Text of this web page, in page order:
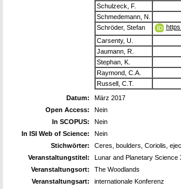
Schulzeck, F.
Schmedemann, N.
Schröder, Stefan
Carsenty, U.
Jaumann, R.
Stephan, K.
Raymond, C.A.
Russell, C.T.
Datum:
März 2017
Open Access:
Nein
In SCOPUS:
Nein
In ISI Web of Science:
Nein
Stichwörter:
Ceres, boulders, Coriolis,
Veranstaltungstitel:
Lunar and Planetary Science
Veranstaltungsort:
The Woodlands
Veranstaltungsart:
internationale Konferenz